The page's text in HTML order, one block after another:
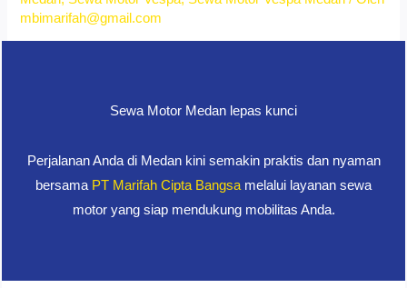
mbimarifah@gmail.com
Sewa Motor Medan lepas kunci
Perjalanan Anda di Medan kini semakin praktis dan nyaman
bersama PT Marifah Cipta Bangsa melalui layanan sewa
motor yang siap mendukung mobilitas Anda.